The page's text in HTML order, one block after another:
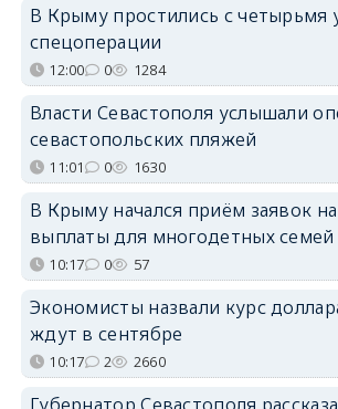
В Крыму простились с четырьмя
спецоперации
12:00 0 1284
Власти Севастополя услышали
севастопольских пляжей
11:01 0 1630
В Крыму начался приём заявок
выплаты для многодетных семей
10:17 0 57
Экономисты назвали курс
ждут в сентябре
10:17 2 2660